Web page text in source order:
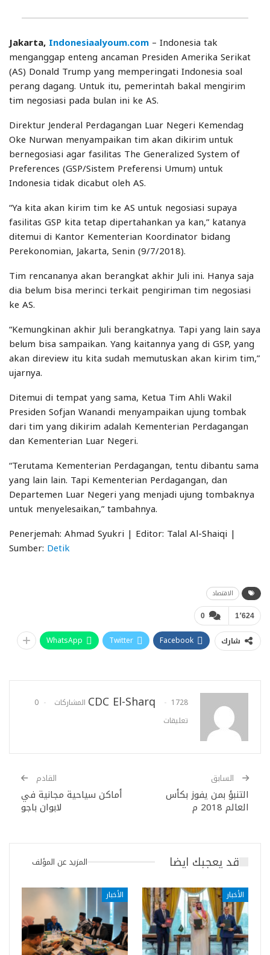
Jakarta, Indonesiaalyoum.com – Indonesia tak
menganggap enteng ancaman Presiden Amerika Serikat
(AS) Donald Trump yang memperingati Indonesia soal
perang dagang. Untuk itu, pemerintah bakal mengirim
tim negosiasi pada bulan ini ke AS.
Direktur Jenderal Perdagangan Luar Negeri Kemendag
Oke Nurwan menyampaikan tim akan dikirim untuk
bernegosiasi agar fasilitas The Generalized System of
Preferences (GSP/Sistem Preferensi Umum) untuk
Indonesia tidak dicabut oleh AS.
“Ya kita akan kirim tim ke AS untuk negosiasi supaya
fasilitas GSP kita tetap dipertahankan ya kan,” katanya
ditemui di Kantor Kementerian Koordinator bidang
Perekonomian, Jakarta, Senin (9/7/2018).
Tim rencananya akan berangkat akhir Juli ini. Hanya saja
dia belum bisa merinci terkait pengiriman tim negosiasi
ke AS.
“Kemungkinan akhir Juli berangkatnya. Tapi yang lain saya
belum bisa sampaikan. Yang kaitannya yang di GSP, yang
akan direview itu kita sudah memutuskan akan kirim tim,”
ujarnya.
Ditemui di tempat yang sama, Ketua Tim Ahli Wakil
Presiden Sofjan Wanandi menyampaikan ujung tombak
dari tim yang dikirim adalah Kementerian Perdagangan
dan Kementerian Luar Negeri.
“Terutama Kementerian Perdagangan, tentu dibantu sama
yang lain lain. Tapi Kementerian Perdagangan, dan
Departemen Luar Negeri yang menjadi ujung tombaknya
untuk menyelesaikan,” tambahnya.
Penerjemah: Ahmad Syukri | Editor: Talal Al-Shaiqi |
Sumber: Detik
الاقتصاد
0 1٬624
شارك Facebook
Twitter
WhatsApp
CDC El-Sharq 1728 المشاركات
0
تعليقات
السابق
التنبؤ بمن يفوز بكأس
العالم 2018 م
القادم
أماكن سياحية مجانية في
لابوان باجو
قد يعجبك ايضا المزيد عن المؤلف
الأخبار الأخبار